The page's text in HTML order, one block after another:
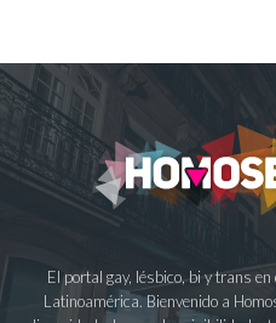
El portal gay, lésbico, bi y trans
Latinoamérica. Bienvenido a